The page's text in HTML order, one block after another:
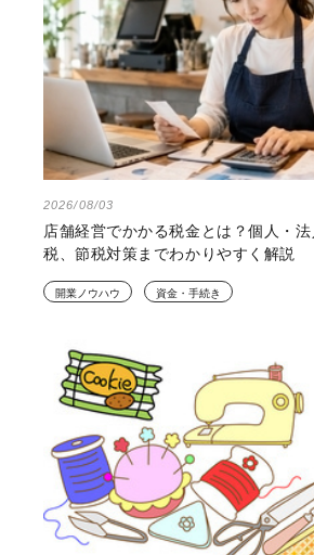
2026/08/03
店舗経営でかかる税金とは？個人・
税、節税対策までわかりやすく解説
開業ノウハウ 資金・手続き